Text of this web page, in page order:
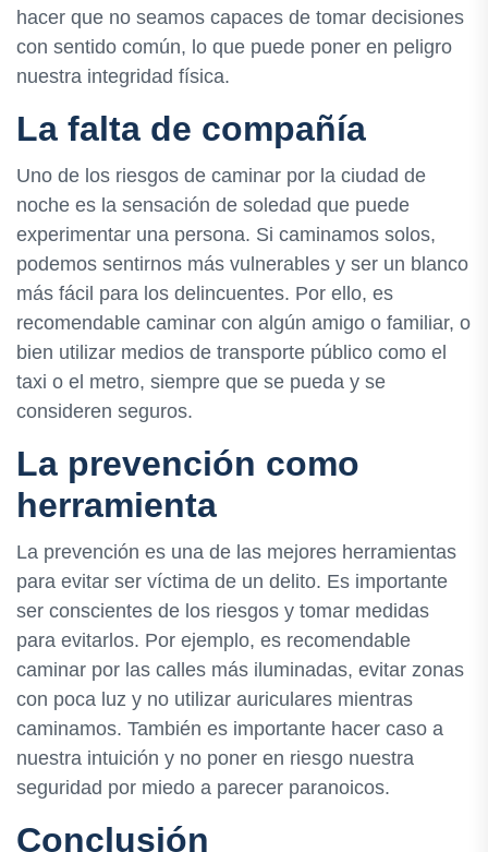
hacer que no seamos capaces de tomar decisiones
con sentido común, lo que puede poner en peligro
nuestra integridad física.
La falta de compañía
Uno de los riesgos de caminar por la ciudad de
noche es la sensación de soledad que puede
experimentar una persona. Si caminamos solos,
podemos sentirnos más vulnerables y ser un blanco
más fácil para los delincuentes. Por ello, es
recomendable caminar con algún amigo o familiar, o
bien utilizar medios de transporte público como el
taxi o el metro, siempre que se pueda y se
consideren seguros.
La prevención como
herramienta
La prevención es una de las mejores herramientas
para evitar ser víctima de un delito. Es importante
ser conscientes de los riesgos y tomar medidas
para evitarlos. Por ejemplo, es recomendable
caminar por las calles más iluminadas, evitar zonas
con poca luz y no utilizar auriculares mientras
caminamos. También es importante hacer caso a
nuestra intuición y no poner en riesgo nuestra
seguridad por miedo a parecer paranoicos.
Conclusión